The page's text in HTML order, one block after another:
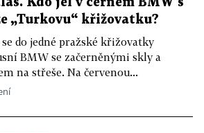
Kdo jel v černém BMW s
„Turkovu“ křižovatku?
do jedné pražské křižovatky
BMW se začerněnými skly a
na střeše. Na červenou...